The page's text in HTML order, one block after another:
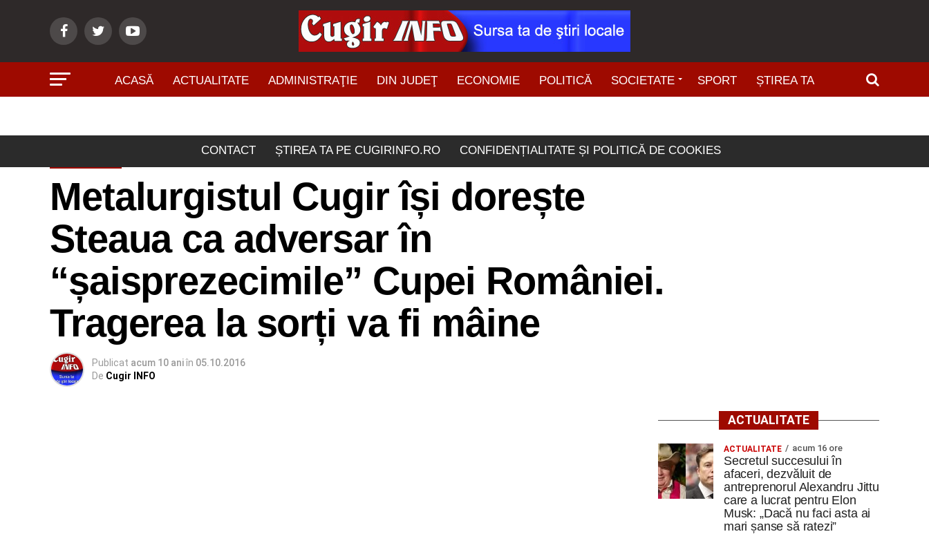
ACASĂ ACTUALITATE ADMINISTRAŢIE DIN JUDEŢ ECONOMIE POLITICĂ SOCIETATE SPORT ȘTIREA TA
CONTACT ȘTIREA TA PE CUGIRINFO.RO CONFIDENȚIALITATE ȘI POLITICĂ DE COOKIES
Metalurgistul Cugir își dorește
Steaua ca adversar în
“șaisprezecimile” Cupei României.
Tragerea la sorți va fi mâine
Publicat acum 10 aniîn 05.10.2016
De Cugir INFO
ACTUALITATE
ACTUALITATE acum 16 ore
Secretul succesului în
afaceri, dezvăluit de
antreprenorul Alexandru Jittu
care a lucrat pentru Elon
Musk: „Dacă nu faci asta ai
mari șanse să ratezi”